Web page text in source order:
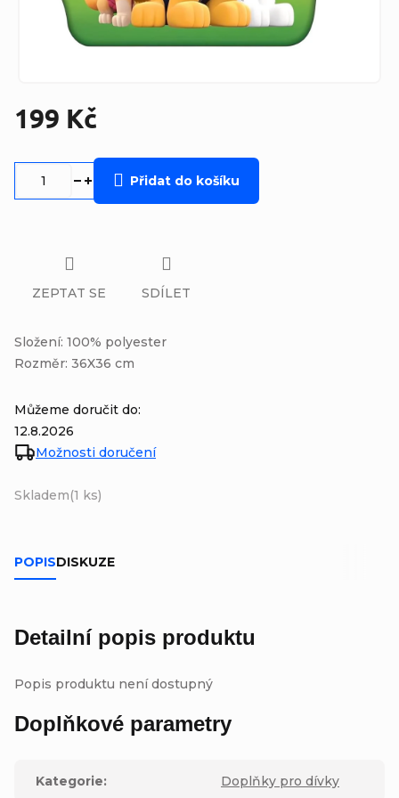
199 Kč
Skladem(1 ks)
Můžeme doručit do:
12.8.2026
Možnosti doručení
Přidat do košíku
Složení: 100% polyester
Rozměr: 36X36 cm
ZEPTAT SE SDÍLET
POPISDISKUZE
Detailní popis produktu
Popis produktu není dostupný
Doplňkové parametry
Kategorie: Doplňky pro dívky